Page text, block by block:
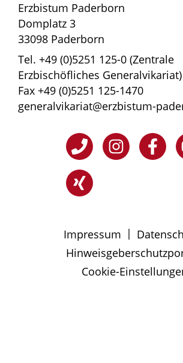
Erzbistum Paderborn
Domplatz 3
33098 Paderborn
Tel. +49 (0)5251 125-0 (Zentrale
Erzbischöfliches Generalvikariat)
Fax +49 (0)5251 125-1470
generalvikariat@erzbistum-
Impressum |
Cookie-